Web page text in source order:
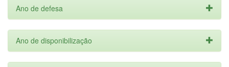
Ano de defesa
Ano de disponibilização